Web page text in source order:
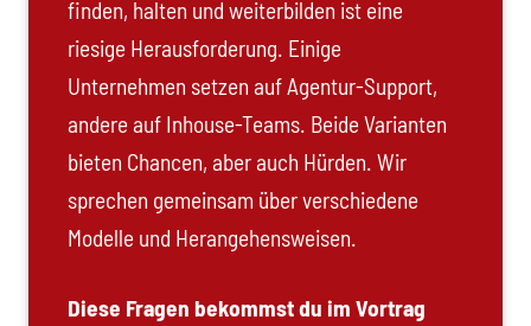
finden, halten und weiterbilden ist eine
riesige Herausforderung. Einige
Unternehmen setzen auf Agentur-Support,
andere auf Inhouse-Teams. Beide Varianten
bieten Chancen, aber auch Hürden. Wir
sprechen gemeinsam über verschiedene
Modelle und Herangehensweisen.
Diese Fragen bekommst du im Vortrag